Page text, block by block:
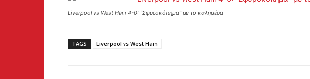
Liverpool vs West Ham 4-0: “Σφυροκόπημα” με το καλημέρα
TAGS Liverpool vs West Ham